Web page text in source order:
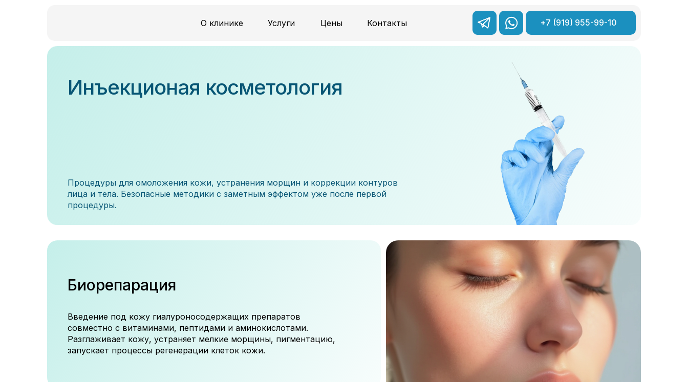
+7 (919) 955-99-10
О клинике Услуги Цены Контакты
Инъекционая косметология
Процедуры для омоложения кожи, устранения морщин и коррекции контуров
лица и тела. Безопасные методики с заметным эффектом уже после первой
процедуры.
Биорепарация
Введение под кожу гиалуроносодержащих препаратов
совместно с витаминами, пептидами и аминокислотами.
Разглаживает кожу, устраняет мелкие морщины, пигментацию,
запускает процессы регенерации клеток кожи.